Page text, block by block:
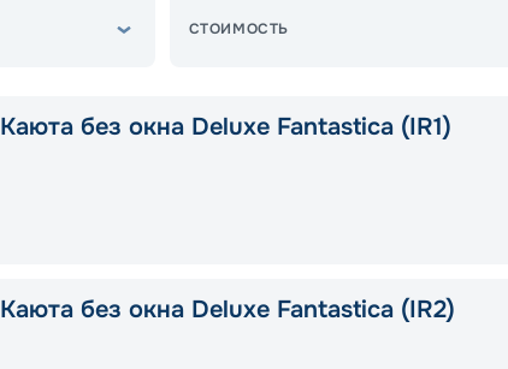
СТОИМОСТЬ
Каюта без окна Deluxe Fantastica (IR1)
Каюта без окна Deluxe Fantastica (IR2)